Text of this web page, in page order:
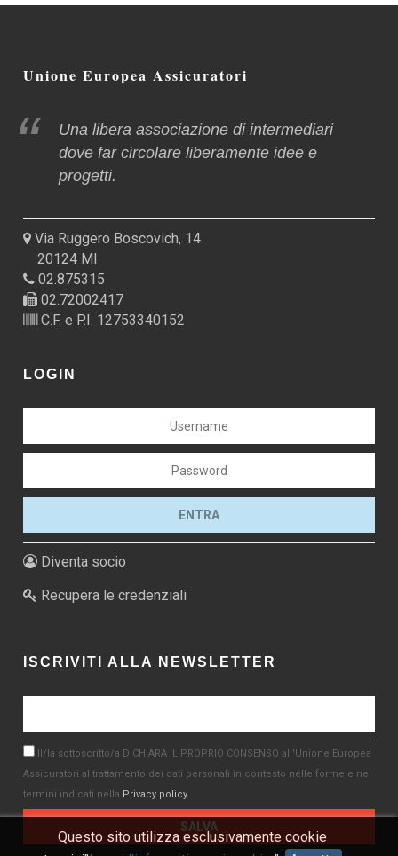
Unione Europea Assicuratori
Una libera associazione di intermediari
dove far circolare liberamente idee e
progetti.
Via Ruggero Boscovich, 14
20124 MI
02.875315
02.72002417
C.F. e P.I. 12753340152
LOGIN
Diventa socio
Recupera le credenziali
ISCRIVITI ALLA NEWSLETTER
Il/la sottoscritto/a DICHIARA IL PROPRIO CONSENSO all'Unione Europea
Assicuratori al trattamento dei dati personali in contesto nelle forme e nei
termini indicati nella Privacy policy.
Questo sito utilizza esclusivamente cookie